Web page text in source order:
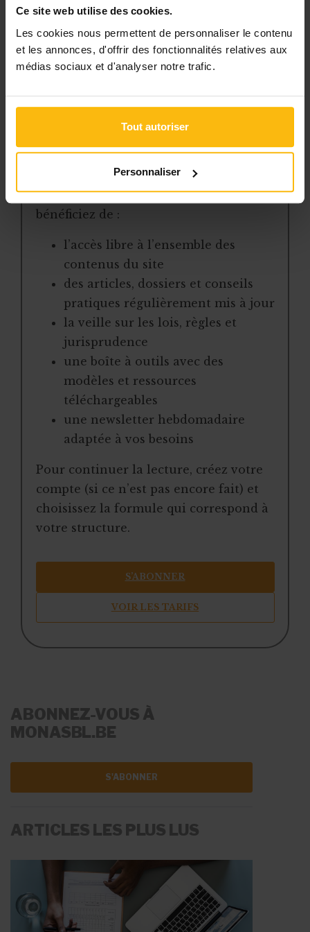
Ce site web utilise des cookies.
Les cookies nous permettent de personnaliser le contenu
et les annonces, d'offrir des fonctionnalités relatives aux
médias sociaux et d'analyser notre trafic.
Tout autoriser
Personnaliser
programme est le dossier de
Cet article est réservé aux
L’abonnement MonASBL vous donne
un accès complet à des ressources
pratiques et à une expertise actualisée
pour gérer efficacement votre ASBL.
Avec votre abonnement, vous
bénéficiez de :
l’accès libre à l’ensemble des
contenus du site
des articles, dossiers et conseils
pratiques régulièrement mis à jour
la veille sur les lois, règles et
jurisprudence
une boîte à outils avec des
modèles et ressources
téléchargeables
une newsletter hebdomadaire
adaptée à vos besoins
Pour continuer la lecture, créez votre
compte (si ce n’est pas encore fait) et
choisissez la formule qui correspond à
votre structure.
S’ABONNER
VOIR LES TARIFS
ABONNEZ-VOUS À
MONASBL.BE
S'ABONNER
ARTICLES LES PLUS LUS